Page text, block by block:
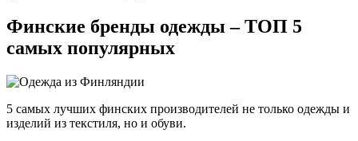
Финские бренды одежды – ТОП 5
самых популярных
5 самых лучших финских производителей не только одежды и
изделий из текстиля, но и обуви.